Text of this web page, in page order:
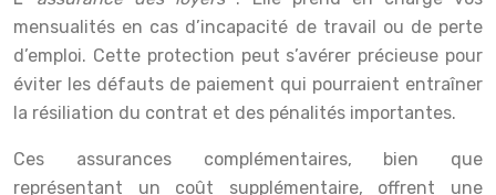
mensualités en cas d’incapacité de travail ou de perte
d’emploi. Cette protection peut s’avérer précieuse pour
éviter les défauts de paiement qui pourraient entraîner
la résiliation du contrat et des pénalités importantes.
Ces assurances complémentaires, bien que
représentant un coût supplémentaire, offrent une